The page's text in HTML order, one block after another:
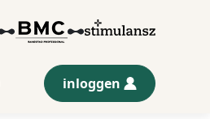
inloggen
(externe link)